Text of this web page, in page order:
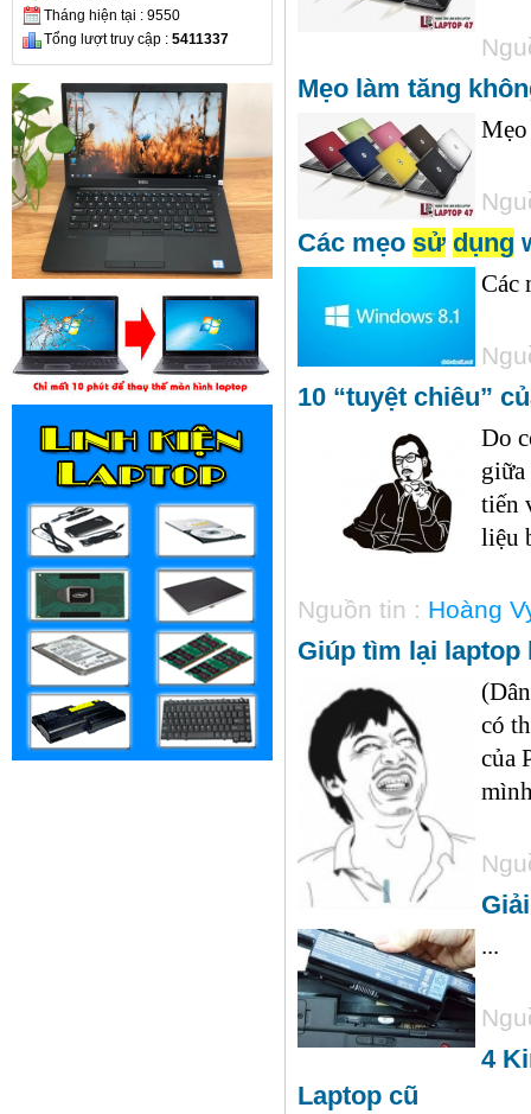
Tháng hiện tại : 9550
Tổng lượt truy cập : 5411337
Mẹo làm tăng
Mẹo
Các mẹo sử dụng
Các
10 “tuyệt chiêu”
Do
giữa
tiến
liệu
Nguồn tin : Hoàng
Giúp tìm lại laptop
có
của
...
4
Laptop cũ